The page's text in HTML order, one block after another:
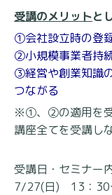
受講のメリットと
①会社設立時の登
②小規模事業者持
③経営や創業知識
つながる
※①、②の適用を受
講座全てを受講し
受講日・セミナー
7/27(日) 13：30